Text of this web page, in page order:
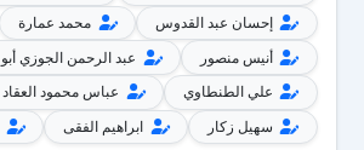
إحسان عبد القدوس
محمد عمارة
أنيس منصور
عبد الرحمن الجوزي
علي الطنطاوي
عباس محمود العقاد
سهيل زكار
ابراهيم الفقى